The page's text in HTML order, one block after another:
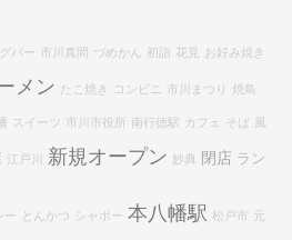
バー 市川真間 づめかん 初詣 花見 お好み焼き
メン たこ焼き コンビニ 市川まつり 焼鳥
スイーツ 市川市役所 南行徳駅 カフェ そば 風
江戸川 新規オープン 妙典 閉店 ラン
ー とんかつ シャポー 本八幡駅 松戸市 元